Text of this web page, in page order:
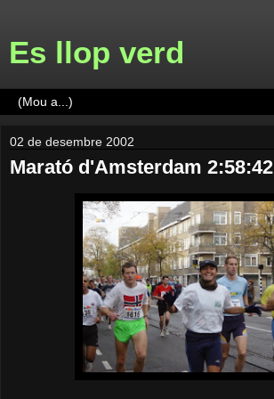
Es llop verd
02 de desembre 2002
Marató d'Amsterdam 2:58:42